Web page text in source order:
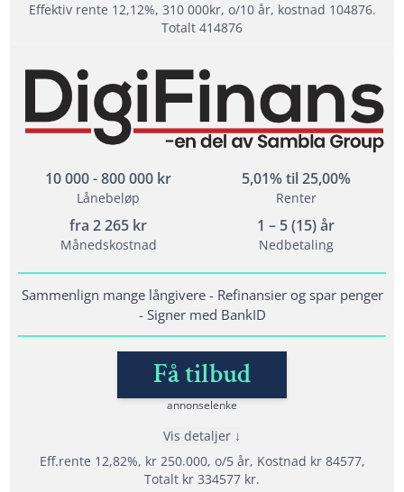
Effektiv rente 12,12%, 310 000kr, o/10 år, kostnad 104876.
Totalt 414876
Fordeler
Samarbeider med hele 20 långivere
Samla lån med Sambla
Svar direkt - Signer med BankID
Vilkår
Minimum alder: 18 år
Krav til inntekt: minst 10 000 kr/mån
Folkeregistrert i Norge i minst 1 år
Fordel men ikke et krav at du ikke har
betalingsanmerkninger
Nedbetalingstid: 1 - 15 år
Etableringsgebyr: 495 -1500 kr
10 000 - 800 000 kr
Lånebeløp
5,01% til 25,00%
Renter
fra 2 265 kr
Månedskostnad
1 – 5 (15) år
Nedbetaling
Sammenlign mange långivere - Refinansier og spar penger
- Signer med BankID
Få tilbud
annonselenke
Eff.rente 12,82%, kr 250.000, o/5 år, Kostnad kr 84577,
Totalt kr 334577 kr.
Vis detaljer